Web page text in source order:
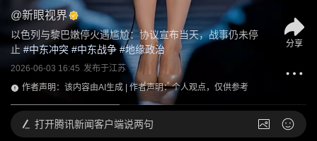
@新眼视界
以色列与黎巴嫩停火遇尴尬：协议宣布当天，战事仍未停
止 #中东冲突 #中东战争 #地缘政治
2026-06-03 16:45 发布于江苏
作者声明：该内容由AI生成 | 作者声明：个人观点，仅供参考
分享
打开腾讯新闻客户端说两句